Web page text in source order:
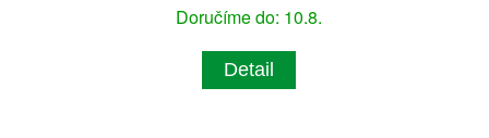
Doručíme do: 10.8.
Detail